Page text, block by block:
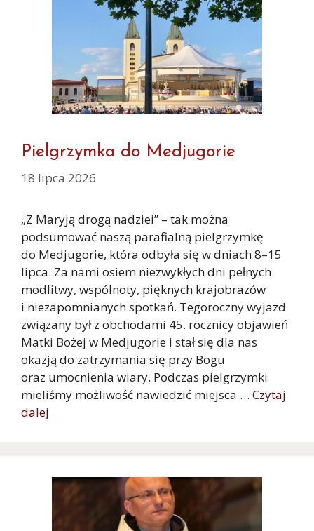
Pielgrzymka do Medjugorie
18 lipca 2026
„Z Maryją drogą nadziei” – tak można
podsumować naszą parafialną pielgrzymkę
do Medjugorie, która odbyła się w dniach 8–15
lipca. Za nami osiem niezwykłych dni pełnych
modlitwy, wspólnoty, pięknych krajobrazów
i niezapomnianych spotkań. Tegoroczny wyjazd
związany był z obchodami 45. rocznicy objawień
Matki Bożej w Medjugorie i stał się dla nas
okazją do zatrzymania się przy Bogu
oraz umocnienia wiary. Podczas pielgrzymki
mieliśmy możliwość nawiedzić miejsca … Czytaj
dalej